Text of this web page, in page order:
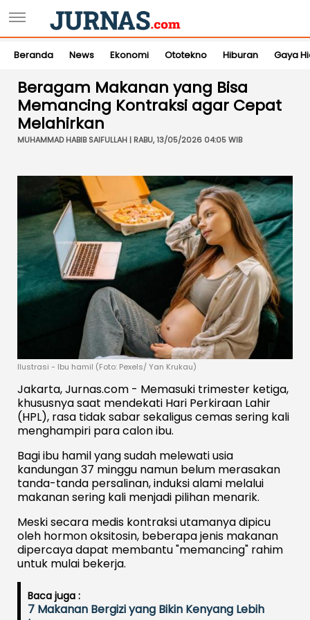
Beranda News Ekonomi Ototekno Hiburan Gaya
Beragam Makanan yang Bisa
Memancing Kontraksi agar Cepat
Melahirkan
MUHAMMAD HABIB SAIFULLAH | RABU, 13/05/2026 04:05 WIB
Ilustrasi - Ibu hamil (Foto: Pexels/ Yan Krukau)
Jakarta, Jurnas.com - Memasuki trimester ketiga,
khususnya saat mendekati Hari Perkiraan Lahir
(HPL), rasa tidak sabar sekaligus cemas sering kali
menghampiri para calon ibu.
Bagi ibu hamil yang sudah melewati usia
kandungan 37 minggu namun belum merasakan
tanda-tanda persalinan, induksi alami melalui
makanan sering kali menjadi pilihan menarik.
Meski secara medis kontraksi utamanya dipicu
oleh hormon oksitosin, beberapa jenis makanan
dipercaya dapat membantu "memancing" rahim
untuk mulai bekerja.
Baca juga :
7 Makanan Bergizi yang Bikin Kenyang Lebih